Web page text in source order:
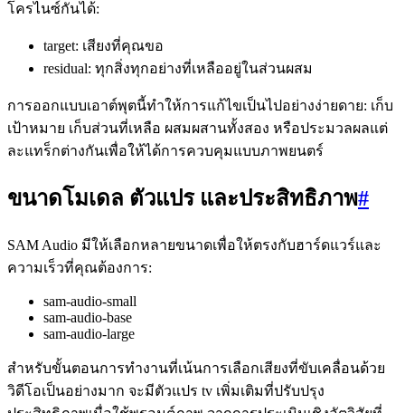
โครไนซ์กันได้:
target: เสียงที่คุณขอ
residual: ทุกสิ่งทุกอย่างที่เหลืออยู่ในส่วนผสม
การออกแบบเอาต์พุตนี้ทำให้การแก้ไขเป็นไปอย่างง่ายดาย: เก็บ
เป้าหมาย เก็บส่วนที่เหลือ ผสมผสานทั้งสอง หรือประมวลผลแต่
ละแทร็กต่างกันเพื่อให้ได้การควบคุมแบบภาพยนตร์
ขนาดโมเดล ตัวแปร และประสิทธิภาพ#
SAM Audio มีให้เลือกหลายขนาดเพื่อให้ตรงกับฮาร์ดแวร์และ
ความเร็วที่คุณต้องการ:
sam-audio-small
sam-audio-base
sam-audio-large
สำหรับขั้นตอนการทำงานที่เน้นการเลือกเสียงที่ขับเคลื่อนด้วย
วิดีโอเป็นอย่างมาก จะมีตัวแปร tv เพิ่มเติมที่ปรับปรุง